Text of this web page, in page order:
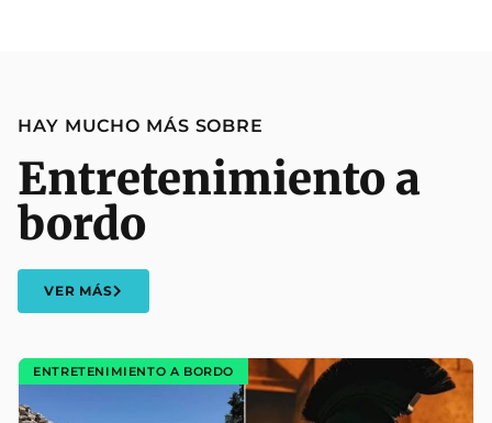
HAY MUCHO MÁS SOBRE
Entretenimiento a
bordo
VER MÁS
ENTRETENIMIENTO A BORDO